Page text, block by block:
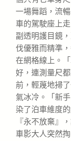
一場舞蹈，流
車的駕駛座上
副透明護目鏡
伐優雅而精準
在網格線上。
好，連測量尺
前，輕蔑地掃
氣冰冷。「新
染了泊車維度
『永不放棄』
車影大人突然